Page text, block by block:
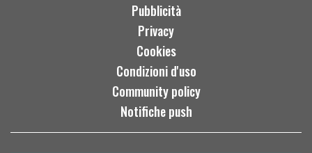
Pubblicità
Privacy
Cookies
Condizioni d'uso
Community policy
Notifiche push